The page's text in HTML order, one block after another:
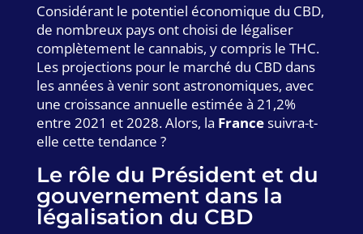
Considérant le potentiel économique du CBD,
de nombreux pays ont choisi de légaliser
complètement le cannabis, y compris le THC.
Les projections pour le marché du CBD dans
les années à venir sont astronomiques, avec
une croissance annuelle estimée à 21,2%
entre 2021 et 2028. Alors, la Francesuivra-t-
elle cette tendance ?
Le rôle du Président et du
gouvernement dans la
légalisation du CBD